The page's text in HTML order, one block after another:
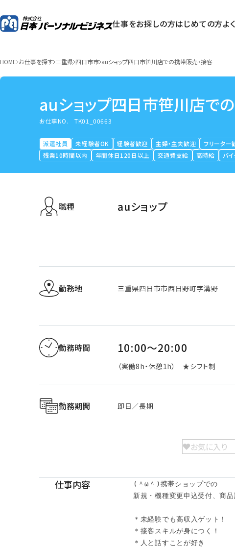
仕事をお探しの方はじめての方よ
HOME お仕事を探す 三重県 四日市市 auショップ四日市笹川店での携帯販売・接客
auショップ四日市笹川店で
お仕事NO.TK01_00663
派遣社員 未経験者OK 経験者歓迎 主婦・主夫歓迎 フリーター
残業10時間以内
年間休日120日以上 交通費支給 高時給 バ
職種 auショップ
勤務地 三重県四日市市西日野町字溝野
勤務時間 10:00～20:00
（実働8h・休憩1h） ★シフト制
勤務期間 即日／長期
お気に入り
仕事内容
(＾ω＾)携帯ショップでの
新規・機種変更申込受付、商
＊未経験でも高収入ゲット！
＊接客スキルが身につく！
＊人と話すことが好き